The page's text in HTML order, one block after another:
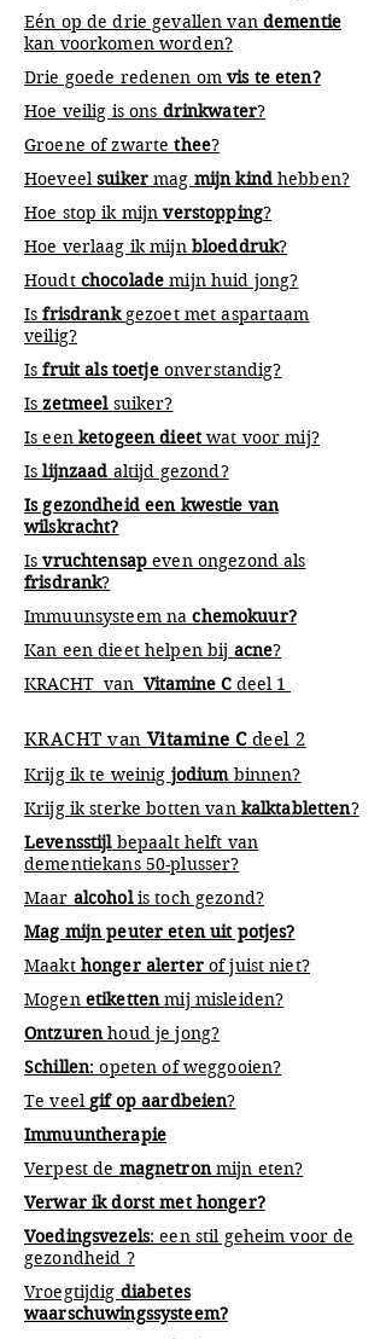
Eén op de drie gevallen van dementie
kan voorkomen worden?
Drie goede redenen omvis te eten?
Hoe veilig is ons drinkwater?
Groene of zwartethee?
Hoeveelsuikermag mijn kindhebben?
Hoe stop ik mijnverstopping?
Hoe verlaag ik mijn bloeddruk?
Houdt chocolade mijn huid jong?
Isfrisdrank gezoet met aspartaam
veilig?
Isfruit als toetjeonverstandig?
Iszetmeel suiker?
Is een ketogeen dieetwat voor mij?
Islijnzaad altijd gezond?
Is gezondheid een kwestie van
wilskracht?
Isvruchtensapeven ongezond als
frisdrank?
Immuunsysteem nachemokuur?
Kan een dieet helpen bij acne?
KRACHT van Vitamine C deel 1
KRACHT van Vitamine Cdeel 2
Krijg ik te weinig jodium binnen?
Krijg ik sterke botten van kalktabletten?
Levensstijlbepaalt helft van
dementiekans 50-plusser?
Maar alcoholis toch gezond?
Mag mijn peuter eten uit potjes?
Maakt honger alerterof juist niet?
Mogen etikettenmij misleiden?
Ontzurenhoud je jong?
Schillen: opeten of weggooien?
Te veel gif op aardbeien?
Immuuntherapie
Verpest de magnetronmijn eten?
Verwar ik dorst met honger?
Voedingsvezels: een stil geheim voor de
gezondheid ?
Vroegtijdig diabetes
waarschuwingssysteem?